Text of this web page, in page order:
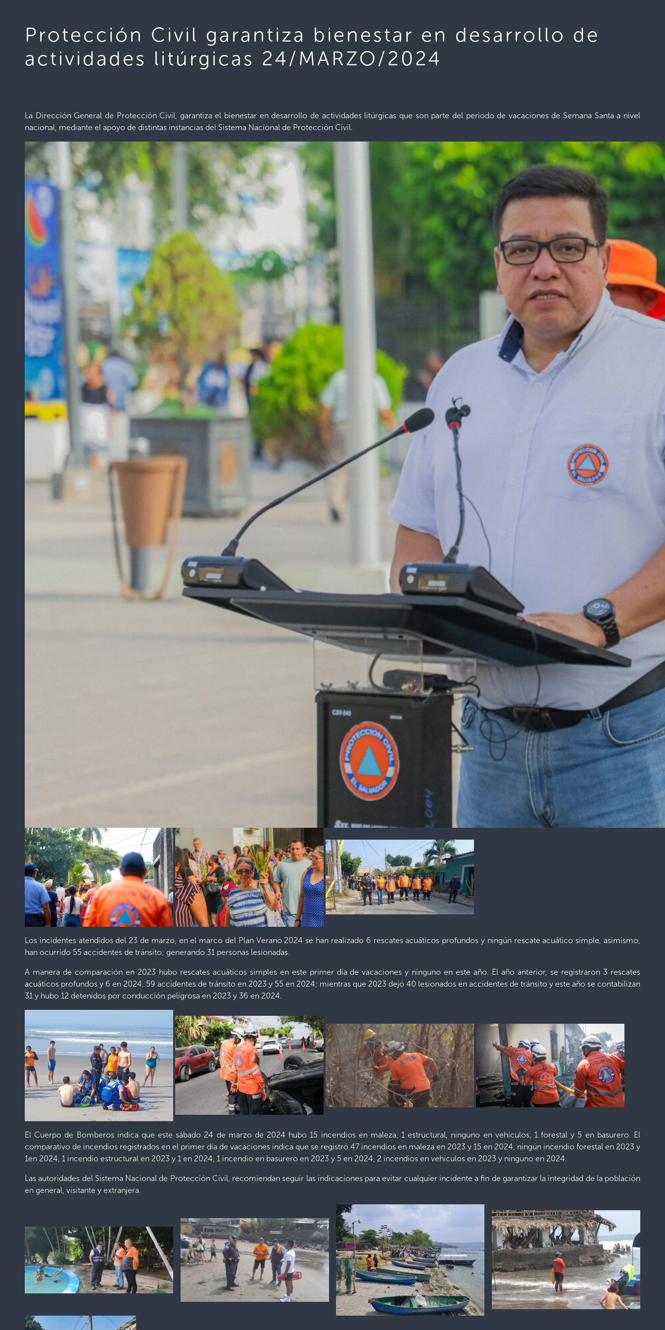
Protección Civil garantiza bienestar en desarrollo de
actividades litúrgicas 24/MARZO/2024
La Dirección General de Protección Civil, garantiza el bienestar en desarrollo de actividades litúrgicas que son parte del periodo de vacaciones de Semana Santa a nivel
nacional, mediante el apoyo de distintas instancias del Sistema Nacional de Protección Civil.
Los incidentes atendidos del 23 de marzo, en el marco del Plan Verano 2024 se han realizado 6 rescates acuáticos profundos y ningún rescate acuático simple, asimismo,
han ocurrido 55 accidentes de tránsito; generando 31 personas lesionadas.
A manera de comparación en 2023 hubo rescates acuáticos simples en este primer día de vacaciones y ninguno en este año. El año anterior, se registraron 3 rescates
acuáticos profundos y 6 en 2024, 59 accidentes de tránsito en 2023 y 55 en 2024; mientras que 2023 dejó 40 lesionados en accidentes de tránsito y este año se contabilizan
31 y hubo 12 detenidos por conducción peligrosa en 2023 y 36 en 2024.
El Cuerpo de Bomberos indica que este sábado 24 de marzo de 2024 hubo 15 incendios en maleza, 1 estructural, ninguno en vehículos, 1 forestal y 5 en basurero. El
comparativo de incendios registrados en el primer día de vacaciones indica que se registró 47 incendios en maleza en 2023 y 15 en 2024, ningún incendio forestal en 2023 y
1en 2024, 1 incendio estructural en 2023 y 1 en 2024, 1 incendio en basurero en 2023 y 5 en 2024, 2 incendios en vehículos en 2023 y ninguno en 2024.
Las autoridades del Sistema Nacional de Protección Civil, recomiendan seguir las indicaciones para evitar cualquier incidente a fin de garantizar la integridad de la población
en general, visitante y extranjera.